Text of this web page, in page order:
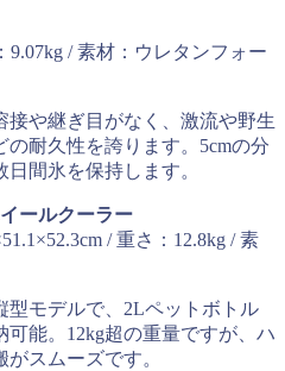
9.07kg / 素材：ウレタンフォー
接や継ぎ目がなく、激流や野生
耐久性を誇ります。5cmの分
間氷を保持します。
ールクーラー
/ 重さ：12.8kg / 素
型モデルで、2Lペットボトル
能。12kg超の重量ですが、ハ
スムーズです。